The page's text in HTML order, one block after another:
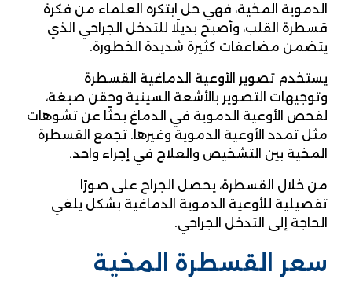
الدموية المخية، فهي حل ابتكره العلماء من فكرة
قسطرة القلب، وأصبح بديلًا للتدخل الجراحي الذي
يتضمن مضاعفات كثيرة شديدة الخطورة.
يستخدم تصوير الأوعية الدماغية القسطرة
وتوجيهات التصوير بالأشعة السينية وحقن صبغة،
لفحص الأوعية الدموية في الدماغ بحثًا عن تشوهات
مثل تمدد الأوعية الدموية وغيرها. تجمع القسطرة
المخية بين التشخيص والعلاج في إجراء واحد.
من خلال القسطرة، يحصل الجراح على صورًا
تفصيلية للأوعية الدموية الدماغية بشكل يلغي
الحاجة إلى التدخل الجراحي.
سعر القسطرة المخية